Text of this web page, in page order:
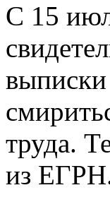
С 15
труда.
из